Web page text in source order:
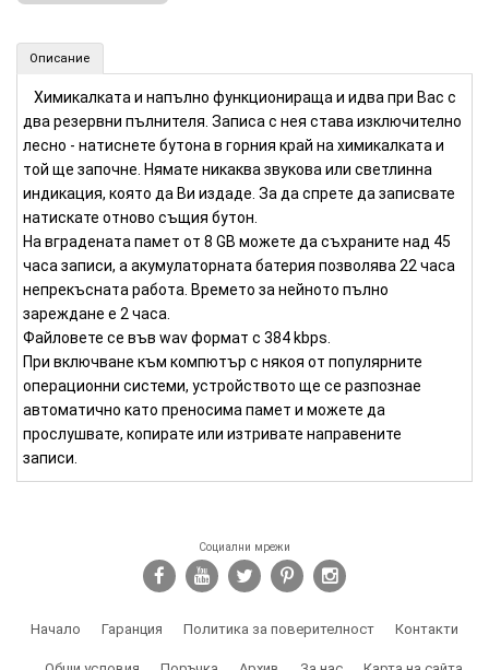
Описание
Химикалката и напълно функционираща и идва при Вас с
два резервни пълнителя. Записа с нея става изключително
лесно - натиснете бутона в горния край на химикалката и
той ще започне. Нямате никаква звукова или светлинна
индикация, която да Ви издаде. За да спрете да записвате
натискате отново същия бутон.
На вградената памет от 8 GB можете да съхраните над 45
часа записи, а акумулаторната батерия позволява 22 часа
непрекъсната работа. Времето за нейното пълно
зареждане е 2 часа.
Файловете се във wav формат с 384 kbps.
При включване към компютър с някоя от популярните
операционни системи, устройството ще се разпознае
автоматично като преносима памет и можете да
прослушвате, копирате или изтривате направените
записи.
Социални мрежи
Начало Гаранция Политика за поверителност Контакти